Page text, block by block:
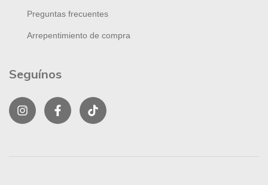
Preguntas frecuentes
Arrepentimiento de compra
Seguínos